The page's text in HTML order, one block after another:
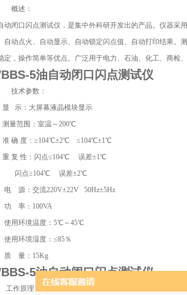
概述：
动闭口闪点测试仪 ，是集中外科研开发出的产品。仪器采
自动点火、自动显示、自动锁定闪点值、自动打印结果。
定，操作简单等优点。广泛用于电力、石油、化工、商检
5油自动闭口闪点测试仪
技术参数：
显 示：大屏幕液晶模块显示
测量范围：室温～200℃
准 确 度：≥104℃±2℃ ≤104℃±1℃
重 复 性：闪点≤104℃ 误差±1℃
点≥104℃ 误差±2℃
电 源：交流220V±22V 50Hz±5Hz
功 率：100VA
使用环境温度：5℃～45℃
使用环境湿度：≤85％
质 量：15Kg
5油自动闭口闪点测试仪
工作原理：